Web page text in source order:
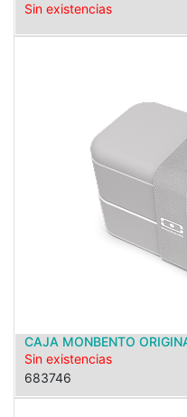
Sin existencias
CAJA MONBENTO
Sin existencias
683746